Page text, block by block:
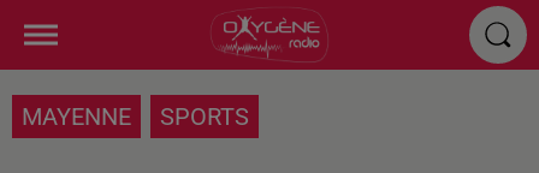
MAYENNE SPORTS